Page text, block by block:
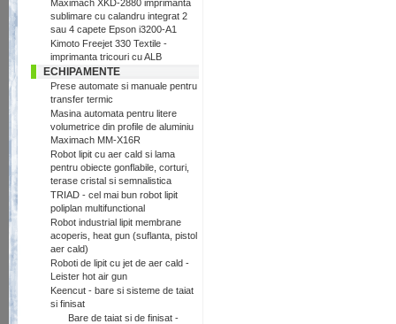
Maximach XKD-2880 imprimanta
sublimare cu calandru integrat 2
sau 4 capete Epson i3200-A1
Kimoto Freejet 330 Textile -
imprimanta tricouri cu ALB
ECHIPAMENTE
Prese automate si manuale pentru
transfer termic
Masina automata pentru litere
volumetrice din profile de aluminiu
Maximach MM-X16R
Robot lipit cu aer cald si lama
pentru obiecte gonflabile, corturi,
terase cristal si semnalistica
TRIAD - cel mai bun robot lipit
poliplan multifunctional
Robot industrial lipit membrane
acoperis, heat gun (suflanta, pistol
aer cald)
Roboti de lipit cu jet de aer cald -
Leister hot air gun
Keencut - bare si sisteme de taiat
si finisat
Bare de taiat si de finisat -